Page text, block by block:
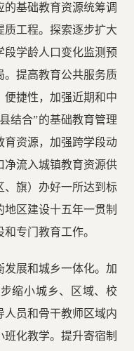
的基础教育资源统筹调
质工程。探索逐步扩大
段学龄人口变化监测预
。提高教育公共服务质
便捷性，加强近期和中
结合”的基础教育管理
育资源，加强跨学段动
净流入城镇教育资源供
、旗）办好一所达到标
区建设十五年一贯制
专门教育工作。
发展和城乡一体化。加
缩小城乡、区域、校
人员和骨干教师区域内
化教学。提升寄宿制